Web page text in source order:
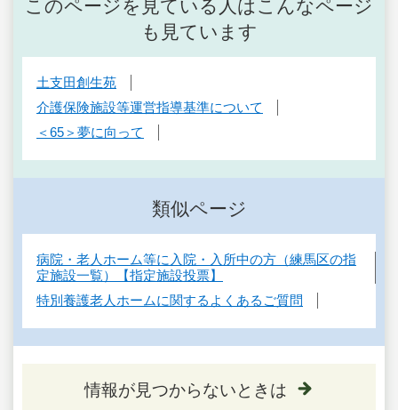
このページを見ている人はこんなページ
も見ています
土支田創生苑
介護保険施設等運営指導基準について
＜65＞夢に向って
類似ページ
病院・老人ホーム等に入院・入所中の方（練馬区の指
定施設一覧）【指定施設投票】
特別養護老人ホームに関するよくあるご質問
情報が見つからないときは